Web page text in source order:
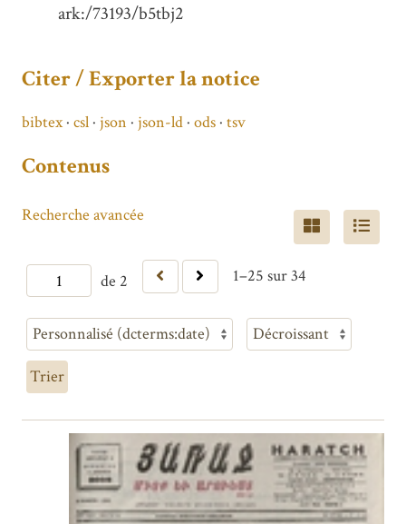
ark:/73193/b5tbj2
Citer / Exporter la notice
bibtex csl json json-ld ods tsv
Contenus
de 2 1–25 sur 34
Recherche avancée
Trier